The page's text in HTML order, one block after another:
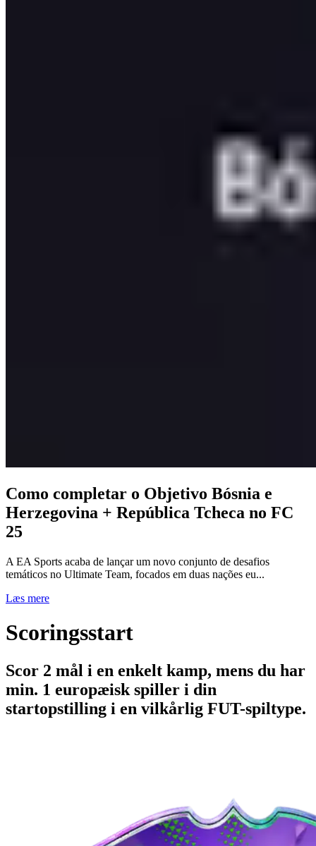
Como completar o Objetivo Bósnia e
Herzegovina + República Tcheca no FC
25
A EA Sports acaba de lançar um novo conjunto de desafios
temáticos no Ultimate Team, focados em duas nações eu...
Læs mere
Scoringsstart
Scor 2 mål i en enkelt kamp, mens du har
min. 1 europæisk spiller i din
startopstilling i en vilkårlig FUT-spiltype.